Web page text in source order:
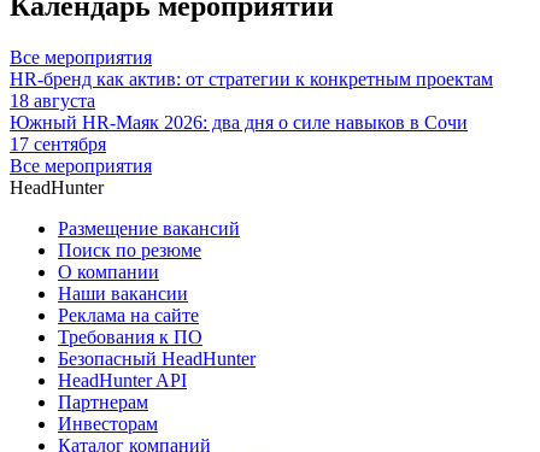
Календарь мероприятий
Все мероприятия
HR-бренд как актив: от стратегии к конкретным проектам
18 августа
Южный HR-Маяк 2026: два дня о силе навыков в Сочи
17 сентября
Все мероприятия
HeadHunter
Размещение вакансий
Поиск по резюме
О компании
Наши вакансии
Реклама на сайте
Требования к ПО
Безопасный HeadHunter
HeadHunter API
Партнерам
Инвесторам
Каталог компаний